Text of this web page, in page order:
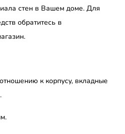
стен в Вашем доме. Для
обратитесь в
к корпусу, вкладные